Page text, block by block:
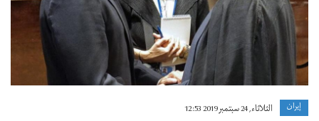
إيران الثلاثاء, 24 سبتمبر 2019 12:53